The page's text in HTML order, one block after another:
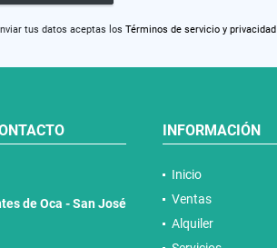
tus datos aceptas los Términos de servicio y privacidad
de Oca - San José
INFORMACIÓN
Inicio
Ventas
Alquiler